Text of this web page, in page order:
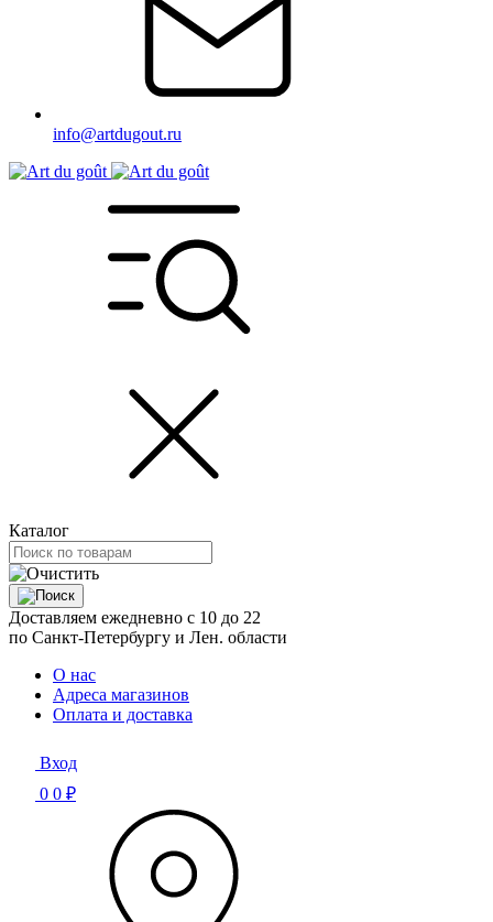
info@artdugout.ru
Каталог
Доставляем ежедневно с 10 до 22
по Санкт-Петербургу и Лен. области
О нас
Адреса магазинов
Оплата и доставка
Вход
0 0 ₽